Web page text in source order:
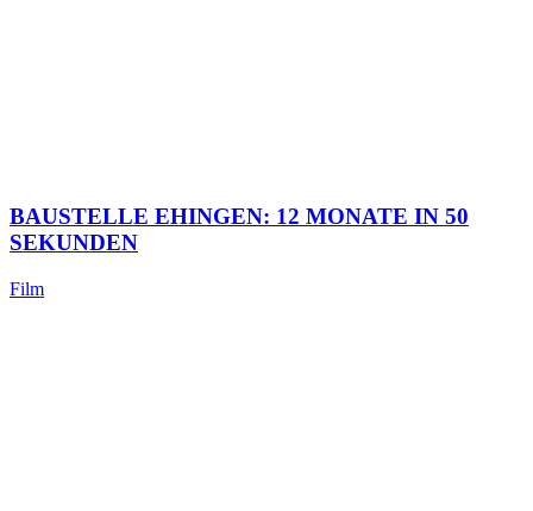
BAUSTELLE EHINGEN: 12 MONATE IN 50
SEKUNDEN
Film